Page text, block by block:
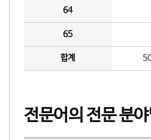
64
65
합계
전문어의 전문 분